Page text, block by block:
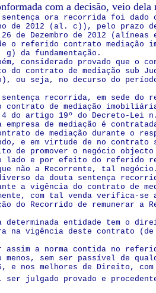
com a decisão, veio dela
ora recorrida foi dado
de 2012 (al. c)), pelo prazo
de Dezembro de 2012 (alíneas
o referido contrato mediação
da fundamentação.
considerado provado que o
do contrato de mediação sub
ou seja, no decurso do
sentença recorrida, em sede do
de mediação
4 do artigo 19º do Decreto-
empresa de mediação é
de mediação durante o
e em virtude de no
de promover o negócio
lado e por efeito do referido
não a Recorrente, tal
diverso da douta sentença
a vigência do contrato de
com tal venda verifica-se
do Recorrido de remunerar a
determinada entidade tem o
na vigência deste contrato
assim a norma contida no
sem ser passível de
e nos melhores de Direito,
julgado provado e